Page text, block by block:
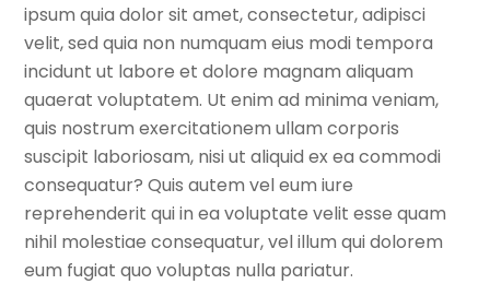
ipsum quia dolor sit amet, consectetur, adipisci
velit, sed quia non numquam eius modi tempora
incidunt ut labore et dolore magnam aliquam
quaerat voluptatem. Ut enim ad minima veniam,
quis nostrum exercitationem ullam corporis
suscipit laboriosam, nisi ut aliquid ex ea commodi
consequatur? Quis autem vel eum iure
reprehenderit qui in ea voluptate velit esse quam
nihil molestiae consequatur, vel illum qui dolorem
eum fugiat quo voluptas nulla pariatur.